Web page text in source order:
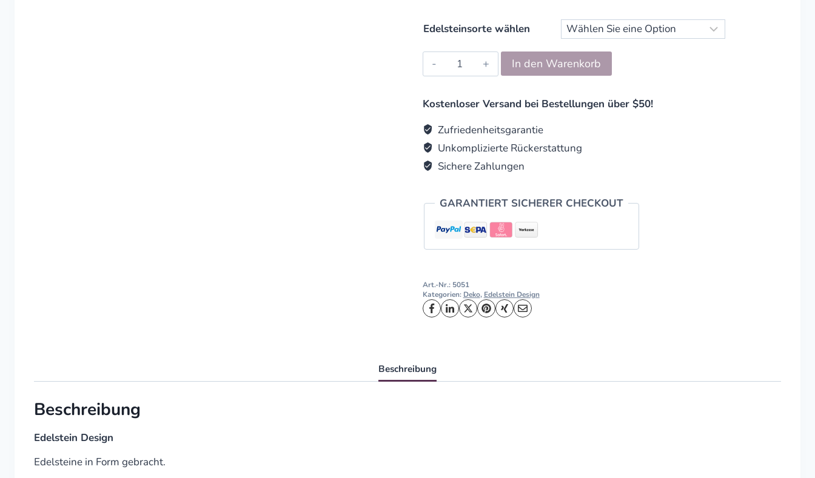
Edelsteinsorte wählen
Edelstein
Schale
Ascher
quantity
In den Warenkorb
Kostenloser Versand bei Bestellungen über $50!
Zufriedenheitsgarantie
Unkomplizierte Rückerstattung
Sichere Zahlungen
GARANTIERT SICHERER CHECKOUT
Art.-Nr.: 5051
Kategorien: Deko, Edelstein Design
Beschreibung
Beschreibung
Edelstein Design
Edelsteine in Form gebracht.